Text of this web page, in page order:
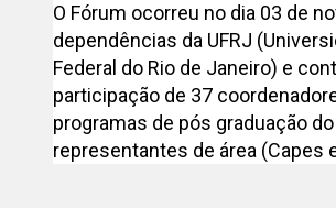
O Fórum ocorreu no dia 03 de
dependências da UFRJ
Federal do Rio de Janeiro) e
participação de 37
programas de pós graduação
representantes de área (Capes